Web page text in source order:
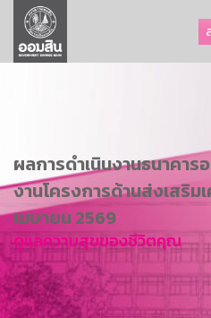
ลูกค้าธุรกิจ
ลูกค้าผู้ประกอบรายย่อย
เกี่ยวกับธนาคาร
การพัฒนาที่ยั่งยืน
ข่าวสาร
บริการทางการเงิน
อื่นๆ
ติดต่อเรา
ผลการดำเนินงานธนาคา
งานโครงการด้านส่งเสริม
เมษายน 2569
ดูแลความสุขของชีวิตคุณ